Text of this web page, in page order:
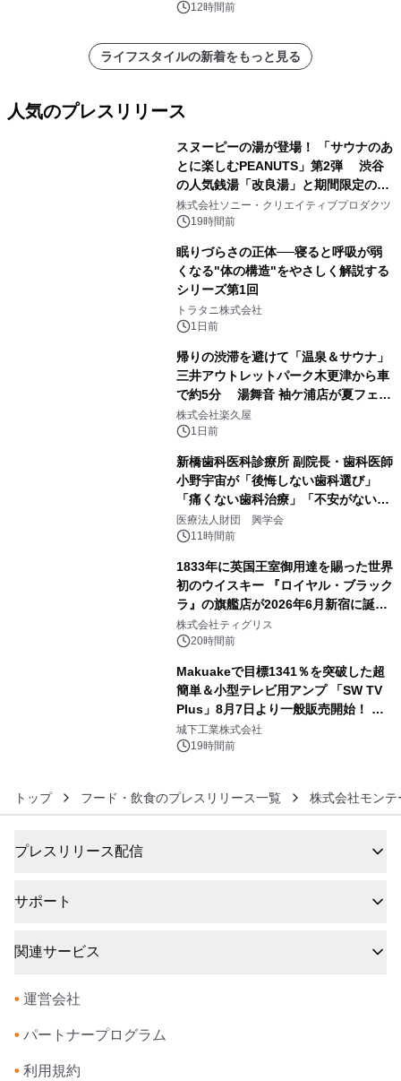
12時間前
ライフスタイルの新着をもっと見る
人気のプレスリリース
スヌーピーの湯が登場！ 「サウナのあ
とに楽しむPEANUTS」第2弾 渋谷
の人気銭湯「改良湯」と期間限定のコ
ラボレーション サウナイキタイコラ
ボグッズも発売決定！
株式会社ソニー・クリエイティブプロダクツ
19時間前
眠りづらさの正体──寝ると呼吸が弱
くなる"体の構造"をやさしく解説する
シリーズ第1回
トラタニ株式会社
1日前
帰りの渋滞を避けて「温泉＆サウナ」
三井アウトレットパーク木更津から車
で約5分 湯舞音 袖ケ浦店が夏フェア
メニューを提供
株式会社楽久屋
1日前
新橋歯科医科診療所 副院長・歯科医師
小野宇宙が「後悔しない歯科選び」
「痛くない歯科治療」「不安がない治
療計画」をテーマに専門監修
医療法人財団 興学会
11時間前
1833年に英国王室御用達を賜った世界
初のウイスキー 『ロイヤル・ブラック
ラ』の旗艦店が2026年6月新宿に誕
生 バカルディ ジャパンと連携した
没入型バー「BAR Arca」
株式会社ティグリス
20時間前
Makuakeで目標1341％を突破した超
簡単＆小型テレビ用アンプ 「SW TV
Plus」8月7日より一般販売開始！ ケ
ーブル1本つなぐだけ、テレビの音が
ぐっと豊かに
城下工業株式会社
19時間前
トップ フード・飲食のプレスリリース一覧 株式会社モンテ
プレスリリース配信
サポート
関連サービス
• 運営会社
• パートナープログラム
• 利用規約